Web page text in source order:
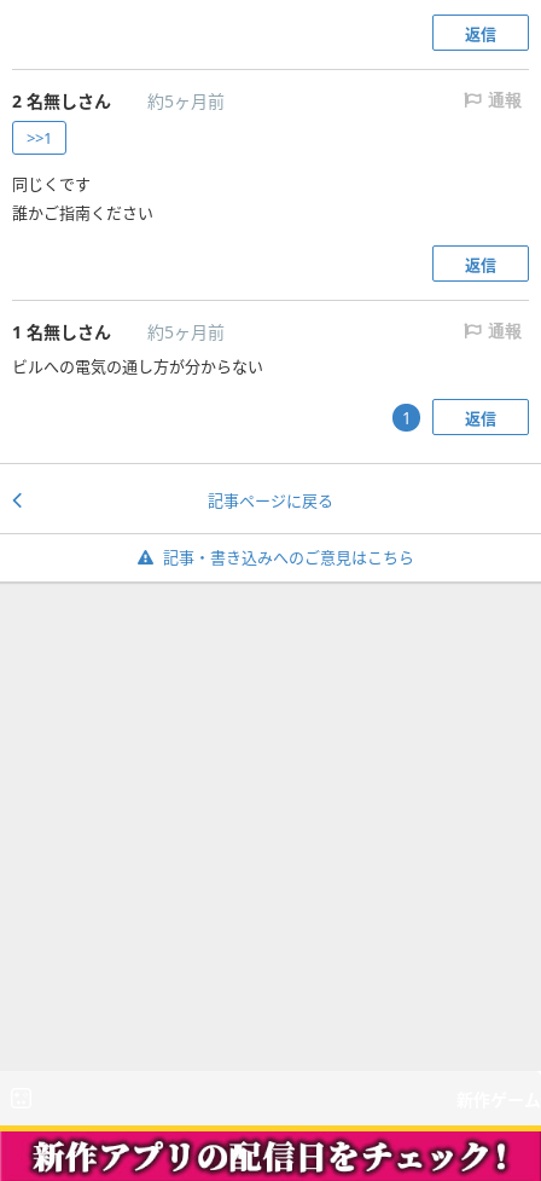
返信
2 名無しさん 約5ヶ月前 通報
>>1
同じくです
誰かご指南ください
返信
1 名無しさん 約5ヶ月前 通報
ビルへの電気の通し方が分からない
返信
1
記事ページに戻る
記事・書き込みへのご意見はこちら